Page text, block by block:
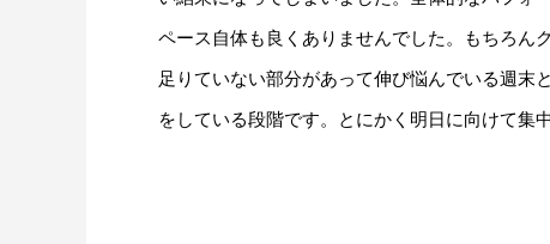
ペース自体も良くありませんでした。もちろん
足りていない部分があって伸び悩んでいる週末
をしている段階です。とにかく明日に向けて集